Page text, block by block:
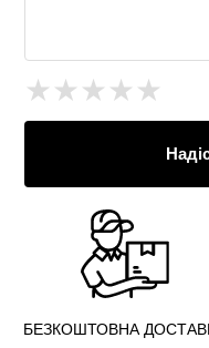
★★★★★
БЕЗКОШТОВНА